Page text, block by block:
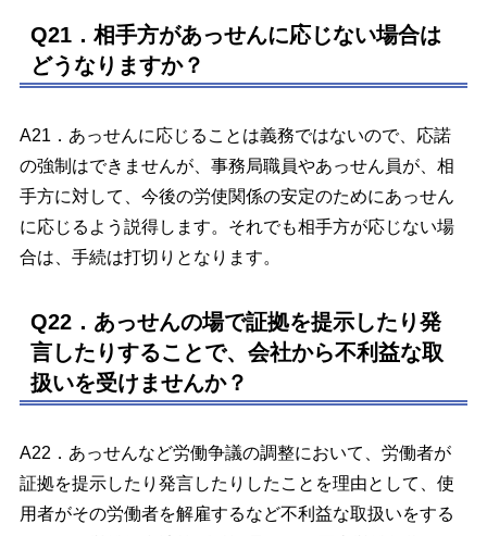
Q21．相手方があっせんに応じない場合は
どうなりますか？
A21．あっせんに応じることは義務ではないので、応諾
の強制はできませんが、事務局職員やあっせん員が、相
手方に対して、今後の労使関係の安定のためにあっせん
に応じるよう説得します。それでも相手方が応じない場
合は、手続は打切りとなります。
Q22．あっせんの場で証拠を提示したり発
言したりすることで、会社から不利益な取
扱いを受けませんか？
A22．あっせんなど労働争議の調整において、労働者が
証拠を提示したり発言したりしたことを理由として、使
用者がその労働者を解雇するなど不利益な取扱いをする